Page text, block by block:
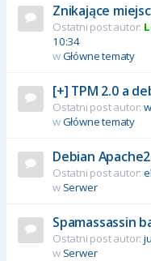
Znikające
Ostatni post autor:
10:34
wGłówne tematy
[+] TPM 2.0 a
Ostatni post autor:
wGłówne tematy
Debian
Ostatni post autor:
w Serwer
Spamassassin
Ostatni post autor:
w Serwer